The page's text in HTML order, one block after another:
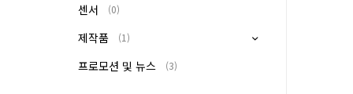
센서 (0)
제작품 (1)
프로모션 및 뉴스 (3)